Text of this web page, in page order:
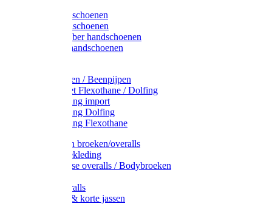
Latex handschoenen
Leren handschoenen
PVC / Rubber handschoenen
Katoenen handschoenen
Plukmouwen / Beenpijpen
Reparatieset Flexothane / Dolfing
Regenkleding import
Regenkleding Dolfing
Regenkleding Flexothane
Toebehoren broeken/overalls
Signalisatiekleding
Amerikaanse overalls / Bodybroeken
Kinderoveralls
Stofjassen & korte jassen